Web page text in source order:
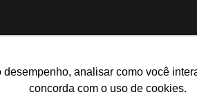
analisar como você
concorda com o uso de cookies.